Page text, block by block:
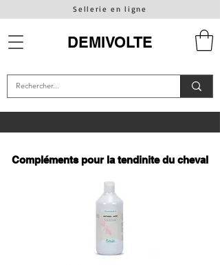
Sellerie en ligne
DEMIVOLTE
Compléments pour la tendinite du cheval